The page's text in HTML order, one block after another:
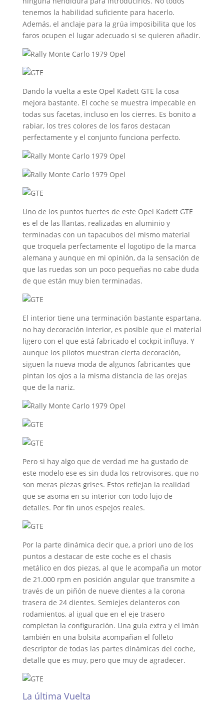
tenemos la habilidad suficiente para hacerlo.
Además, el anclaje para la grúa imposibilita que los
faros ocupen el lugar adecuado si se quieren añadir.
Dando la vuelta a este Opel Kadett GTE la cosa
mejora bastante. El coche se muestra impecable en
todas sus facetas, incluso en los cierres. Es bonito a
rabiar, los tres colores de los faros destacan
perfectamente y el conjunto funciona perfecto.
Uno de los puntos fuertes de este Opel Kadett GTE
es el de las llantas, realizadas en aluminio y
terminadas con un tapacubos del mismo material
que troquela perfectamente el logotipo de la marca
alemana y aunque en mi opinión, da la sensación de
que las ruedas son un poco pequeñas no cabe duda
de que están muy bien terminadas.
El interior tiene una terminación bastante espartana,
no hay decoración interior, es posible que el material
ligero con el que está fabricado el cockpit influya. Y
aunque los pilotos muestran cierta decoración,
siguen la nueva moda de algunos fabricantes que
pintan los ojos a la misma distancia de las orejas
que de la nariz.
Pero si hay algo que de verdad me ha gustado de
este modelo ese es sin duda los retrovisores, que no
son meras piezas grises. Estos reflejan la realidad
que se asoma en su interior con todo lujo de
detalles. Por fin unos espejos reales.
Por la parte dinámica decir que, a priori uno de los
puntos a destacar de este coche es el chasis
metálico en dos piezas, al que le acompaña un motor
de 21.000 rpm en posición angular que transmite a
través de un piñón de nueve dientes a la corona
trasera de 24 dientes. Semiejes delanteros con
rodamientos, al igual que en el eje trasero
completan la configuración. Una guía extra y el imán
también en una bolsita acompañan el folleto
descriptor de todas las partes dinámicas del coche,
detalle que es muy, pero que muy de agradecer.
La última Vuelta